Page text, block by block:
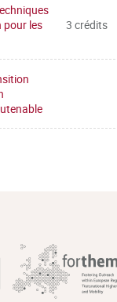
les
3 crédits